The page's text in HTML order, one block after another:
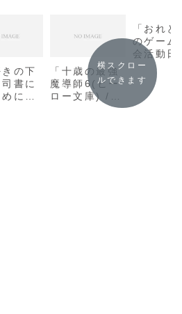
きの下
書に
には
「十歳の最強
魔導師6(ヒー
ロー文庫) /
天乃 聖樹」の
「おれ
のゲーム
会活動日
の3(MF
J) / 葉村
の感想
横スクロー
ルできます